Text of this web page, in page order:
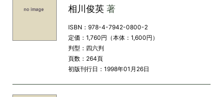
相川俊英著
ISBN：978-4-7942-0800-2
定価：1,760円（本体：1,600円）
判型：四六判
頁数：264頁
初版刊行日：1998年01月26日